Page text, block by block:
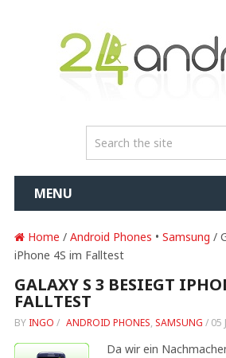
MENU
Home / Android Phones • Samsung /
iPhone 4S im Falltest
GALAXY S 3 BESIEGT
FALLTEST
BY INGO / ANDROID PHONES, SAMSUNG / 05
Da wir ein